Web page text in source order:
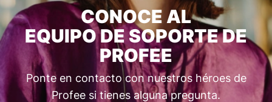
CONOCE AL
EQUIPO DE SOPORTE DE
PROFEE
Ponte en contacto con nuestros héroes de
Profee si tienes alguna pregunta.